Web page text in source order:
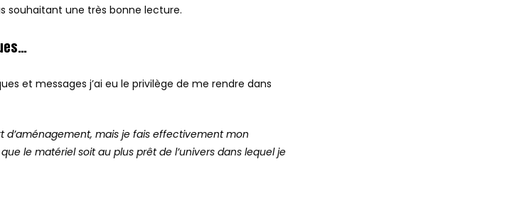
souhaitant une très bonne lecture.
et messages j’ai eu le privilège de me rendre dans
d’aménagement, mais je fais effectivement mon
le matériel soit au plus prêt de l’univers dans lequel je